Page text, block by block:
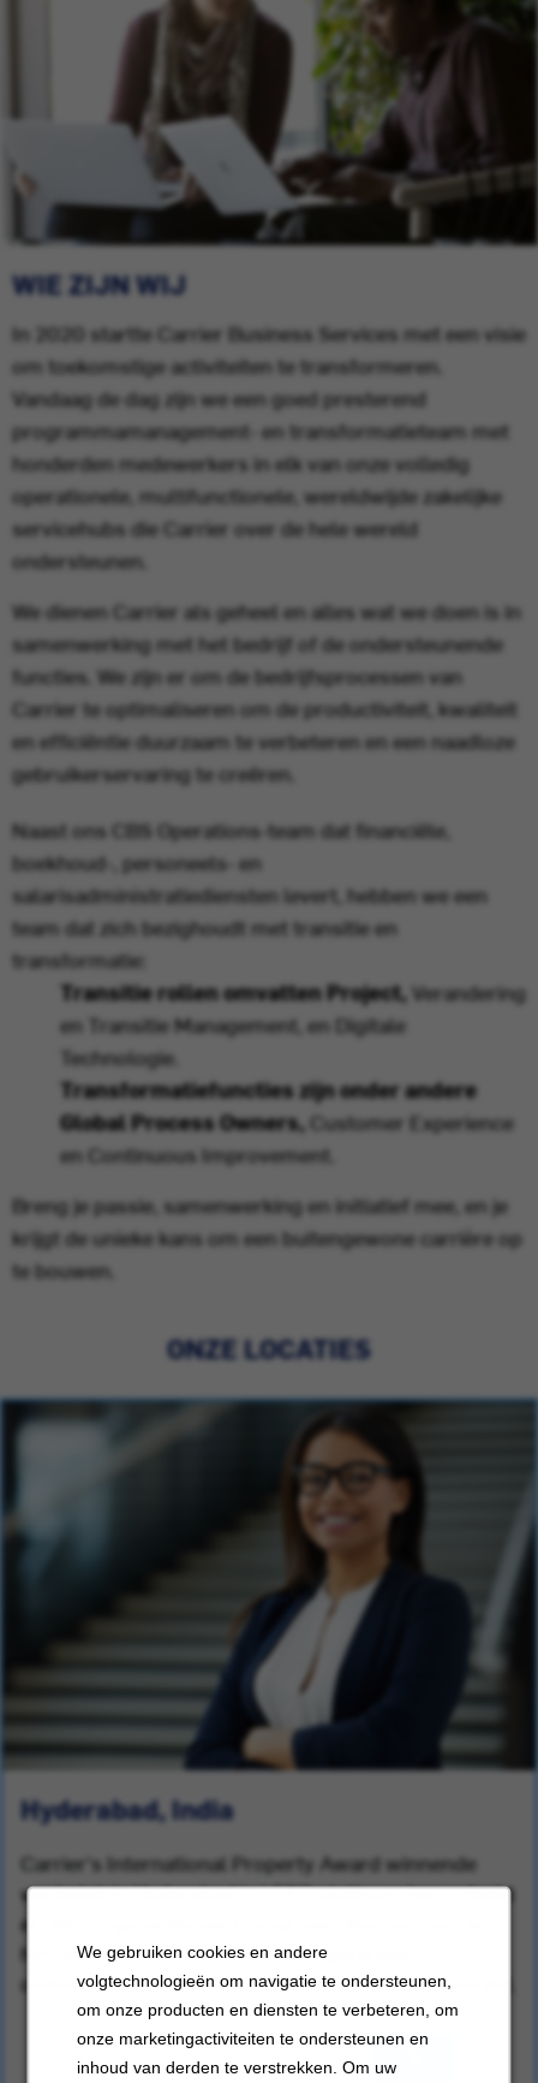
We gebruiken cookies en andere
volgtechnologieën om navigatie te ondersteunen,
om onze producten en diensten te verbeteren, om
onze marketingactiviteiten te ondersteunen en
inhoud van derden te verstrekken. Om uw
WIE ZIJN WIJ
In 2020 startte Carrier Business Services met een visie
om toekomstige activiteiten te transformeren.
Vandaag de dag zijn we een goed presterend
programmamanagement- en transformatieteam met
honderden medewerkers in elk van onze volledig
operationele, multifunctionele, wereldwijde zakelijke
servicehubs die Carrier over de hele wereld
ondersteunen.
We dienen Carrier als geheel en alles wat we doen is in
samenwerking met het bedrijf of de ondersteunende
functies. We zijn er om de bedrijfsprocessen van
Carrier te optimaliseren om de productiviteit, kwaliteit
en efficiëntie duurzaam te verbeteren en een naadloze
gebruikerservaring te creëren.
Naast ons CBS Operations-team dat financiële,
boekhoud-, personeels- en
salarisadministratiediensten levert, hebben we een
team dat zich bezighoudt met transitie en
transformatie:
Transitie rollen omvatten Project, Verandering
en Transitie Management, en Digitale
Technologie.
Transformatiefuncties zijn onder andere
Global Process Owners, Customer Experience
en Continuous Improvement.
Breng je passie, samenwerking en initiatief mee, en je
krijgt de unieke kans om een buitengewone carrière op
te bouwen.
ONZE LOCATIES
Hyderabad, India
Carrier's International Property Award winnende
werkplek in Hyderabad is LEED platinum beoordeeld
en WELL-gecertificeerd, waar een diverse mix van
het beste talent in de branche Engelstalige
ondersteuning biedt aan klanten over de hele wereld.